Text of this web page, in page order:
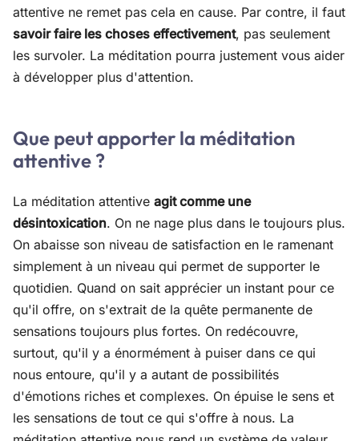
attentive ne remet pas cela en cause. Par contre, il faut
savoir faire les choses effectivement, pas seulement
les survoler. La méditation pourra justement vous aider
à développer plus d'attention.
Que peut apporter la méditation
attentive ?
La méditation attentive agit comme une
désintoxication. On ne nage plus dans le toujours plus.
On abaisse son niveau de satisfaction en le ramenant
simplement à un niveau qui permet de supporter le
quotidien. Quand on sait apprécier un instant pour ce
qu'il offre, on s'extrait de la quête permanente de
sensations toujours plus fortes. On redécouvre,
surtout, qu'il y a énormément à puiser dans ce qui
nous entoure, qu'il y a autant de possibilités
d'émotions riches et complexes. On épuise le sens et
les sensations de tout ce qui s'offre à nous. La